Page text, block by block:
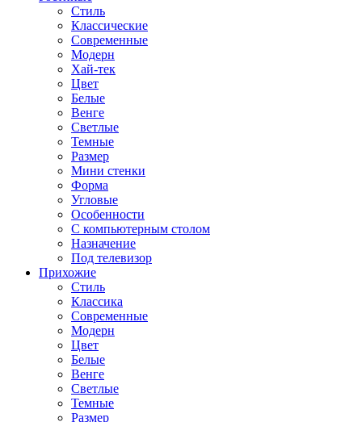
Стиль
Классические
Современные
Модерн
Хай-тек
Цвет
Белые
Венге
Светлые
Темные
Размер
Мини стенки
Форма
Угловые
Особенности
С компьютерным столом
Назначение
Под телевизор
Прихожие
Стиль
Классика
Современные
Модерн
Цвет
Белые
Венге
Светлые
Темные
Размер